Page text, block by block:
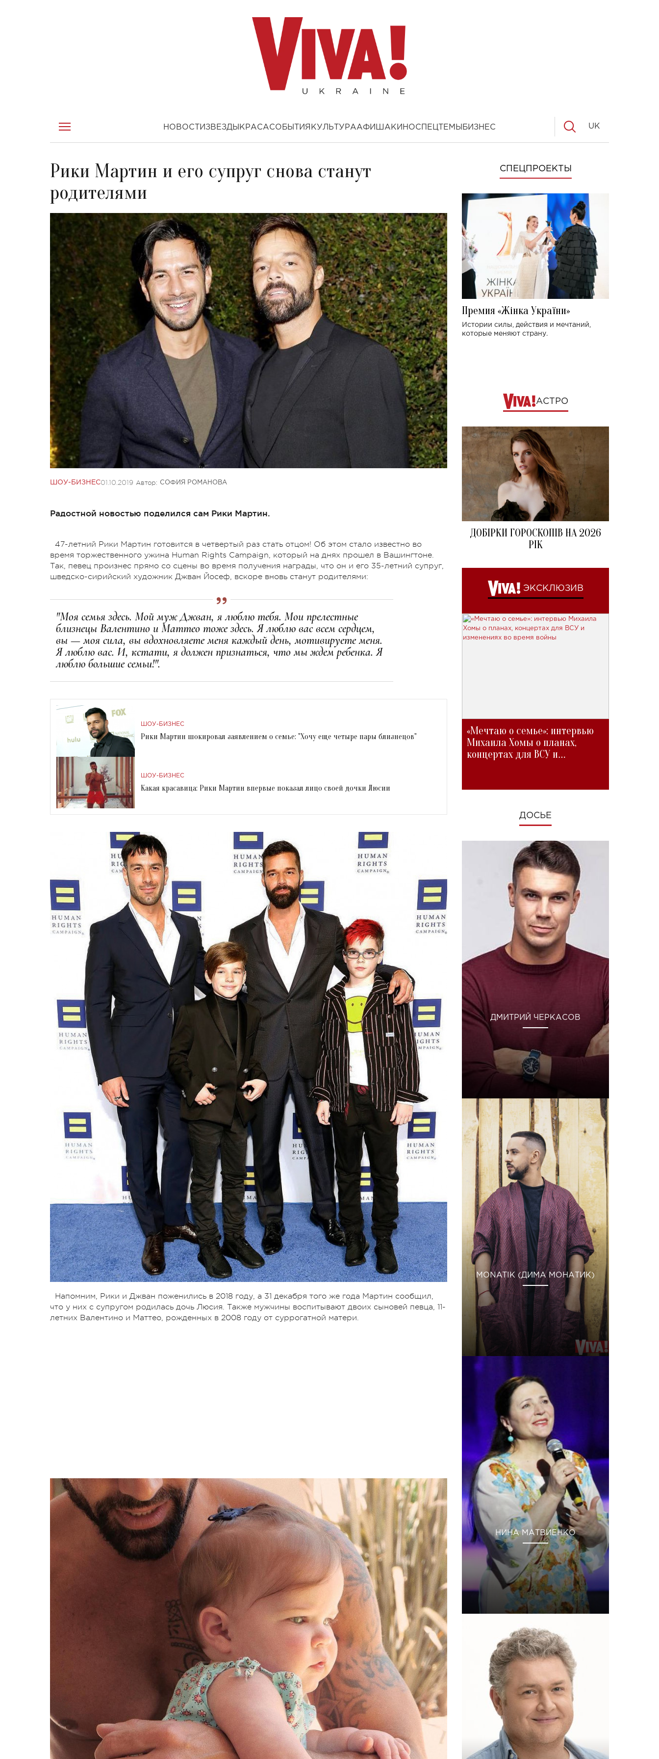
НОВОСТИ ЗВЕЗДЫ КРАСАСОБЫТИЯ КУЛЬТУРААФИША КИНОСПЕЦТЕМЫ БИЗНЕС UK
Рики Мартин и его супруг снова станут
родителями
ШОУ-БИЗНЕС01.10.2019 Автор: СОФИЯ РОМАНОВА
Радостной новостью поделился сам Рики Мартин.
47-летний Рики Мартин готовится в четвертый раз стать отцом! Об этом стало известно во
время торжественного ужина Human Rights Campaign, который на днях прошел в Вашингтоне.
Так, певец произнес прямо со сцены во время получения награды, что он и его 35-летний супруг,
шведско-сирийский художник Джван Йосеф, вскоре вновь станут родителями:
"Моя семья здесь. Мой муж Джван, я люблю тебя. Мои прелестные
близнецы Валентино и Маттео тоже здесь. Я люблю вас всем сердцем,
вы — моя сила, вы вдохновляете меня каждый день, мотивируете меня.
Я люблю вас. И, кстати, я должен признаться, что мы ждем ребенка. Я
люблю большие семьи!".
ШОУ-БИЗНЕС
Рики Мартин шокировал заявлением о семье: "Хочу еще четыре пары близнецов"
ШОУ-БИЗНЕС
Какая красавица: Рики Мартин впервые показал лицо своей дочки Люсии
Напомним, Рики и Джван поженились в 2018 году, а 31 декабря того же года Мартин сообщил,
что у них с супругом родилась дочь Люсия. Также мужчины воспитывают двоих сыновей певца, 11-
летних Валентино и Маттео, рожденных в 2008 году от суррогатной матери.
СПЕЦПРОЕКТЫ
Премия «Жінка України»
Истории силы, действия и мечтаний,
которые меняют страну.
АСТРО
ДОБІРКИ ГОРОСКОПІВ НА 2026
РІК
ЭКСКЛЮЗИВ
«Мечтаю о семье»: интервью
Михаила Хомы о планах,
концертах для ВСУ и
ДОСЬЕ
ДМИТРИЙ ЧЕРКАСОВ
MONATIK (ДИМА МОНАТИК)
НИНА МАТВИЕНКО